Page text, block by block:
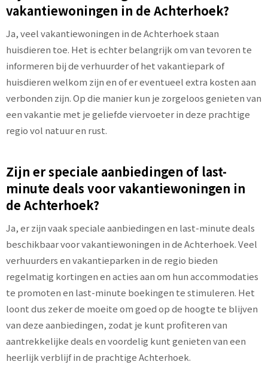
vakantiewoningen in de Achterhoek?
Ja, veel vakantiewoningen in de Achterhoek staan
huisdieren toe. Het is echter belangrijk om van tevoren te
informeren bij de verhuurder of het vakantiepark of
huisdieren welkom zijn en of er eventueel extra kosten aan
verbonden zijn. Op die manier kun je zorgeloos genieten van
een vakantie met je geliefde viervoeter in deze prachtige
regio vol natuur en rust.
Zijn er speciale aanbiedingen of last-
minute deals voor vakantiewoningen in
de Achterhoek?
Ja, er zijn vaak speciale aanbiedingen en last-minute deals
beschikbaar voor vakantiewoningen in de Achterhoek. Veel
verhuurders en vakantieparken in de regio bieden
regelmatig kortingen en acties aan om hun accommodaties
te promoten en last-minute boekingen te stimuleren. Het
loont dus zeker de moeite om goed op de hoogte te blijven
van deze aanbiedingen, zodat je kunt profiteren van
aantrekkelijke deals en voordelig kunt genieten van een
heerlijk verblijf in de prachtige Achterhoek.